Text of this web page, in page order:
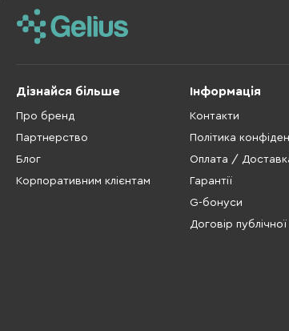
Дізнайся більше
Про бренд
Партнерство
Блог
Корпоративним клієнтам
Інформація
Контакти
Політика
Оплата /
Гарантії
G-бонуси
Договір